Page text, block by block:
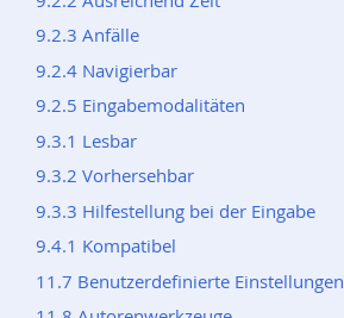
9.2.3 Anfälle
9.2.4 Navigierbar
9.2.5 Eingabemodalitäten
9.3.1 Lesbar
9.3.2 Vorhersehbar
9.3.3 Hilfestellung bei der Eingabe
9.4.1 Kompatibel
11.7 Benutzerdefinierte Einstellungen